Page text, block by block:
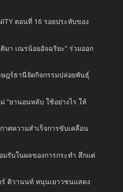
ตอนที่ 16 รอยประทับของ
มา เณรน้อยอัจฉริยะ” ร่วมออก
ฎร์ธานีจัดกิจกรรมปล่อยพันธุ์
“ยานอนหลับ ใช้อย่างไร ให้
ศความสำเร็จการขับเคลื่อน
มรับในผลของการกระทำ สึกแต่
ร์ ติวานนท์ หนุนเยาวชนแสดง